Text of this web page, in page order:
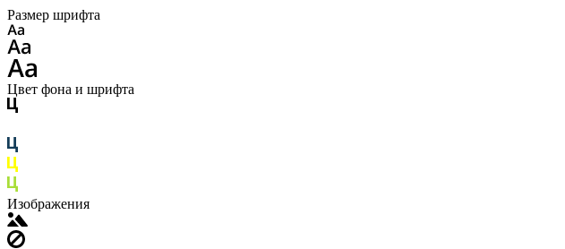
Размер шрифта
Цвет фона и шрифта
Изображения